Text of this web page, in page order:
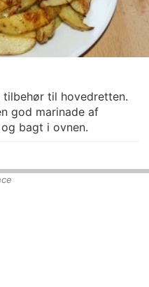
til hovedretten.
god marinade af
bagt i ovnen.